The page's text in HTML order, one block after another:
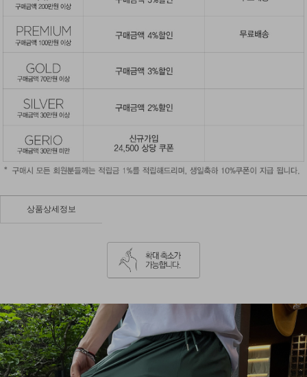
상품상세정보